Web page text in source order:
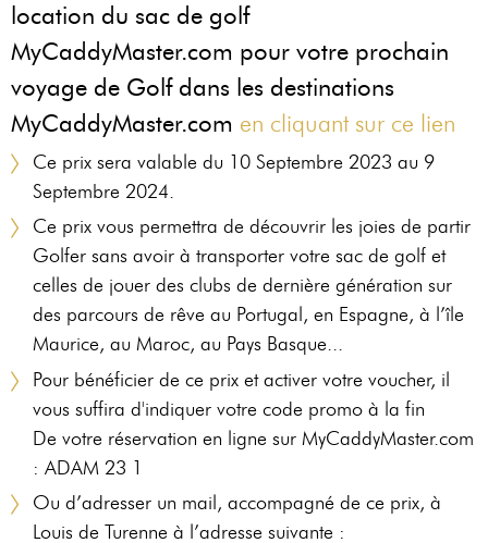
location du sac de golf
MyCaddyMaster.com pour votre prochain
voyage de Golf dans les destinations
MyCaddyMaster.com en cliquant sur ce lien
Ce prix sera valable du 10 Septembre 2023 au 9
Septembre 2024.
Ce prix vous permettra de découvrir les joies de partir
Golfer sans avoir à transporter votre sac de golf et
celles de jouer des clubs de dernière génération sur
des parcours de rêve au Portugal, en Espagne, à l’île
Maurice, au Maroc, au Pays Basque...
Pour bénéficier de ce prix et activer votre voucher, il
vous suffira d'indiquer votre code promo à la fin
De votre réservation en ligne sur MyCaddyMaster.com
: ADAM 23 1
Ou d’adresser un mail, accompagné de ce prix, à
Louis de Turenne à l’adresse suivante :